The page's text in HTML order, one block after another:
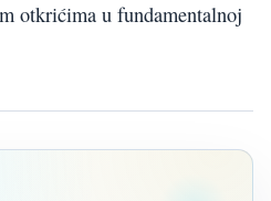
otkrićima u fundamentalnoj